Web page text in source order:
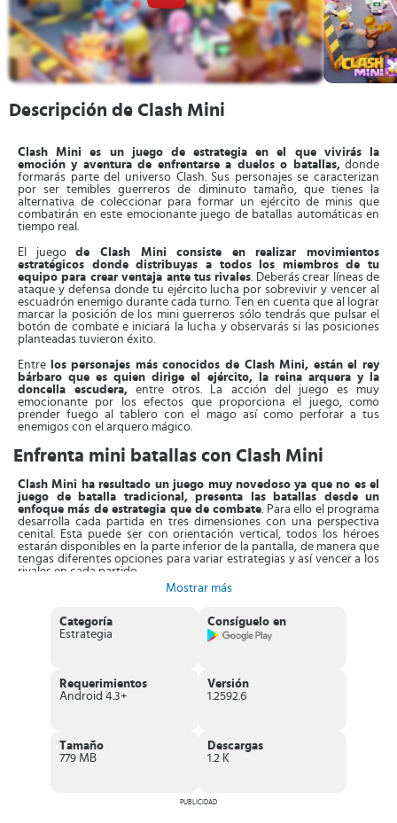
Descripción de Clash Mini
Clash Mini es un juego de estrategia en el que vivirás la
emoción y aventura de enfrentarse a duelos o batallas,donde
formarás parte del universo Clash. Sus personajes se caracterizan
por ser temibles guerreros de diminuto tamaño, que tienes la
alternativa de coleccionar para formar un ejército de minis que
combatirán en este emocionante juego de batallas automáticas en
tiempo real.
El juegode Clash Mini consiste en realizar movimientos
estratégicos donde distribuyas a todos los miembros de tu
equipo para crear ventaja ante tus rivales. Deberás crear líneas de
ataque y defensa donde tu ejército lucha por sobrevivir y vencer al
escuadrón enemigo durante cada turno. Ten en cuenta que al lograr
marcar la posición de los mini guerreros sólo tendrás que pulsar el
botón de combate e iniciará la lucha y observarás si las posiciones
planteadas tuvieron éxito.
Entre
los personajes más conocidos de Clash Mini, están el rey
bárbaro que es quien dirige el ejército, la reina arquera y la
doncella escudera, entre otros. La acción del juego es muy
emocionante por los efectos que proporciona el juego, como
prender fuego al tablero con el mago así como perforar a tus
enemigos con el arquero mágico.
Enfrenta mini batallas con Clash Mini
Clash Mini ha resultado un juego muy novedoso ya que no es el
juego de batalla tradicional, presenta las batallas desde un
enfoque más de estrategia que de combate. Para ello el programa
desarrolla cada partida en tres dimensiones con una perspectiva
cenital. Esta puede ser con orientación vertical, todos los héroes
estarán disponibles en la parte inferior de la pantalla, de manera que
tengas diferentes opciones para variar estrategias y así vencer a los
rivales en cada partido.
que enfrentarás.Clash Mini te ofrece dos alternativas de juego,
el modo LCLen donde te enfrentarás a otros 7 jugadores en
En cuanto a las batallas Clash Mini las presenta en diferentes fases,
Clash Royale.
que te reta a dominarlo.
Mostrar más
Categoría
Estrategia
Consíguelo en
Requerimientos
Android 4.3+
Versión
1.2592.6
Tamaño
779 MB
Descargas
1.2 K
PUBLICIDAD